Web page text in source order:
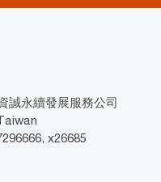
誠永續發展服務公司
x26685